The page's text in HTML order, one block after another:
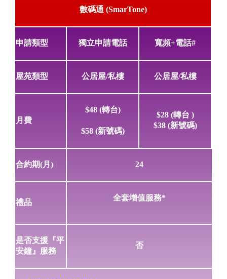
數碼通 (SmarTone)
申請類型 獨立申請電話 寬頻+電話#
屋苑類型 公居屋/私樓 公居屋/私樓
月費
$48(轉台)
$58(新號碼)
$28(轉台 )
$38(新號碼)
合約期(月) 24
禮品
全套增值服務*
是否支援『平
安鐘』服務
否